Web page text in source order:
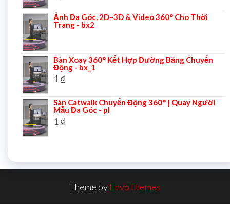
Ảnh Đa Góc, 2D–3D & Video 360° Cho Thời
Trang - bx2
Bàn Xoay 360° Kết Hợp Đường Băng Chuyển
Động - bx_1
1 ₫
Sàn Catwalk Chuyển Động 360° | Quay Người
Mẫu Đa Góc - pl
1 ₫
Theme by EnvoThemes